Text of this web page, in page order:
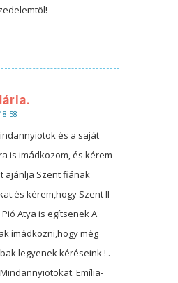
és a saját
is imádkozom, és kérem
ajánlja Szent fiának
kérem,hogy Szent II
Pió Atya is egítsenek A
imádkozni,hogy még
legyenek kéréseink ! .
Emília-